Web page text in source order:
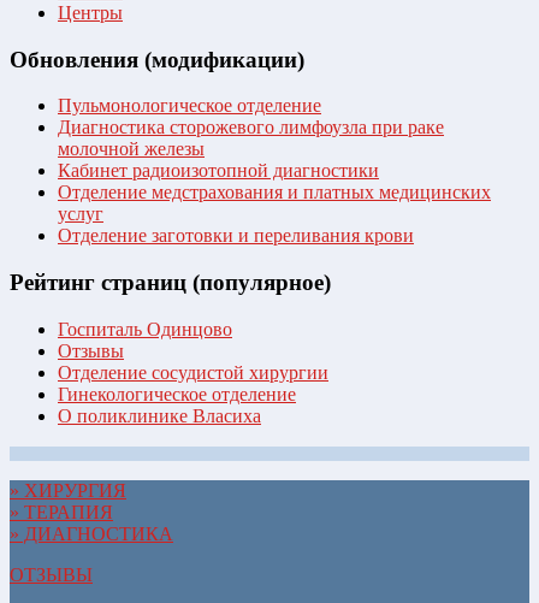
Центры
Обновления (модификации)
Пульмонологическое отделение
Диагностика сторожевого лимфоузла при раке
молочной железы
Кабинет радиоизотопной диагностики
Отделение медстрахования и платных медицинских
услуг
Отделение заготовки и переливания крови
Рейтинг страниц (популярное)
Госпиталь Одинцово
Отзывы
Отделение сосудистой хирургии
Гинекологическое отделение
О поликлинике Власиха
» ХИРУРГИЯ
» ТЕРАПИЯ
» ДИАГНОСТИКА
ОТЗЫВЫ